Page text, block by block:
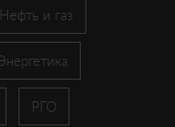
Нефть и газ
РГО